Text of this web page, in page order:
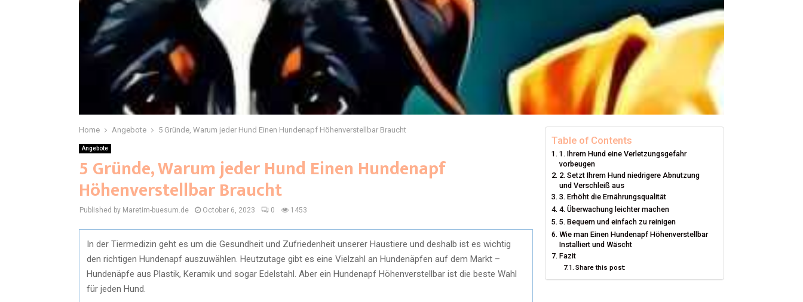
Home Angebote 5 Gründe, Warum jeder Hund Einen Hundenapf Höhenverstellbar Braucht
Angebote
5 Gründe, Warum jeder Hund Einen Hundenapf
Höhenverstellbar Braucht
Published by Maretim-buesum.de October 6, 2023 0 1453
In der Tiermedizin geht es um die Gesundheit und Zufriedenheit unserer Haustiere und deshalb ist es wichtig
den richtigen Hundenapf auszuwählen. Heutzutage gibt es eine Vielzahl an Hundenäpfen auf dem Markt –
Hundenäpfe aus Plastik, Keramik und sogar Edelstahl. Aber ein Hundenapf Höhenverstellbar ist die beste Wahl
für jeden Hund.
Table of Contents
1. Ihrem Hund eine Verletzungsgefahr
vorbeugen
2. Setzt Ihrem Hund niedrigere Abnutzung
und Verschleiß aus
3. Erhöht die Ernährungsqualität
4. Überwachung leichter machen
5. Bequem und einfach zu reinigen
Wie man Einen Hundenapf Höhenverstellbar
Installiert und Wäscht
Fazit
Share this post: